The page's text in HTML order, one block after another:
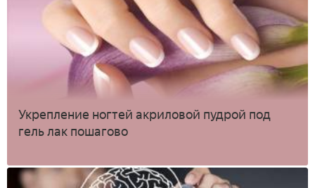
Укрепление ногтей акриловой пудрой под
гель лак пошагово